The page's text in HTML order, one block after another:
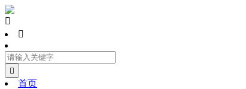



首页